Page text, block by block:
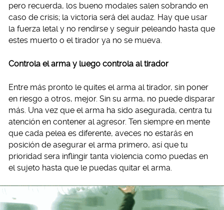
pero recuerda, los bueno modales salen sobrando en
caso de crisis; la victoria será del audaz. Hay que usar
la fuerza letal y no rendirse y seguir peleando hasta que
estes muerto o el tirador ya no se mueva.
Controla el arma y luego controla al tirador
Entre más pronto le quites el arma al tirador, sin poner
en riesgo a otros, mejor. Sin su arma, no puede disparar
más. Una vez que el arma ha sido asegurada, centra tu
atención en contener al agresor. Ten siempre en mente
que cada pelea es diferente, aveces no estarás en
posición de asegurar el arma primero, así que tu
prioridad sera inflingir tanta violencia como puedas en
el sujeto hasta que le puedas quitar el arma.